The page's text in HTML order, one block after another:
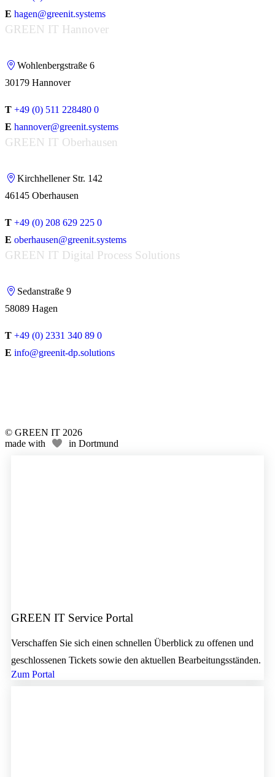
E hagen@greenit.systems
GREEN IT Hannover
Wohlenbergstraße 6
30179 Hannover
T +49 (0) 511 228480 0
E hannover@greenit.systems
GREEN IT Oberhausen
Kirchhellener Str. 142
46145 Oberhausen
T +49 (0) 208 629 225 0
E oberhausen@greenit.systems
GREEN IT Digital Process Solutions
Sedanstraße 9
58089 Hagen
T +49 (0) 2331 340 89 0
E info@greenit-dp.solutions
© GREEN IT 2026
made with
in Dortmund
GREEN IT Service Portal
Verschaffen Sie sich einen schnellen Überblick zu offenen und
geschlossenen Tickets sowie den aktuellen Bearbeitungsständen.
Zum Portal